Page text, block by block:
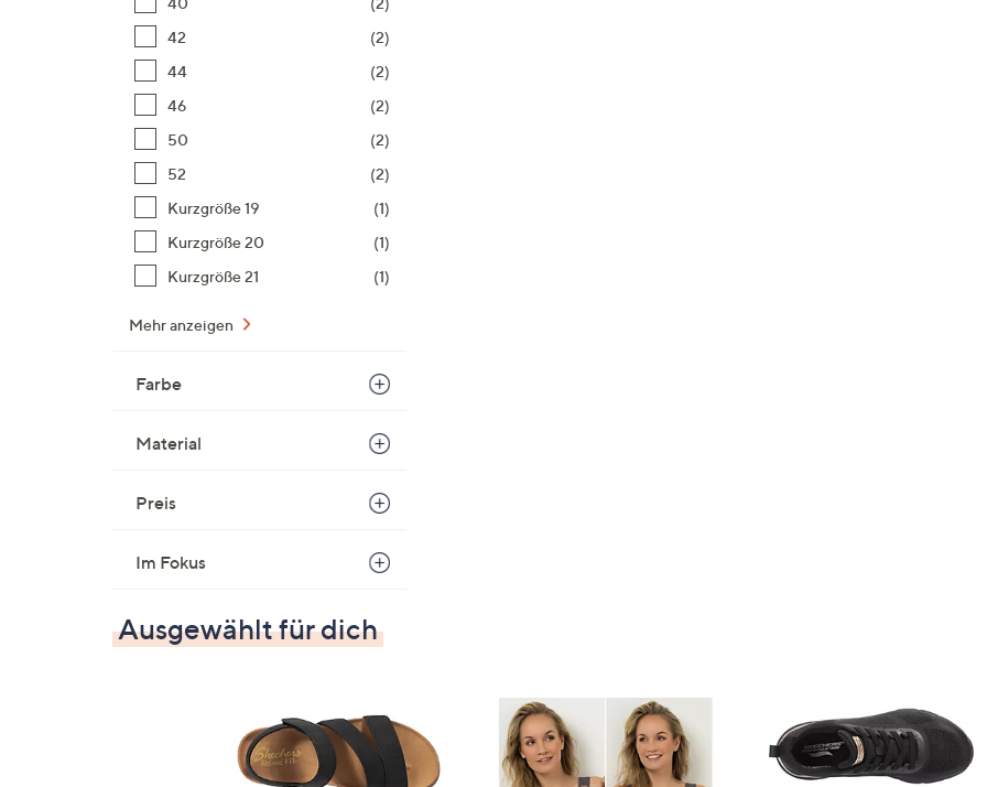
42
(2)
44
(2)
46
(2)
50
(2)
52
(2)
Kurzgröße 19
(1)
Kurzgröße 20
(1)
Kurzgröße 21
(1)
Mehr anzeigen
Farbe
Material
Preis
Im Fokus
Ausgewählt für dich